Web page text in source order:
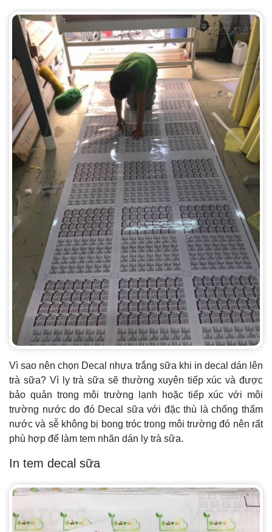
Vì sao nên chọn Decal nhựa trắng sữa khi in decal dán lên
trà sữa? Vì ly trà sữa sẽ thường xuyên tiếp xúc và được
bảo quản trong môi trường lạnh hoặc tiếp xúc với môi
trường nước do đó Decal sữa với đặc thù là chống thấm
nước và sễ không bị bong tróc trong môi trường đó nên rất
phù hợp để làm tem nhãn dán ly trà sữa.
In tem decal sữa